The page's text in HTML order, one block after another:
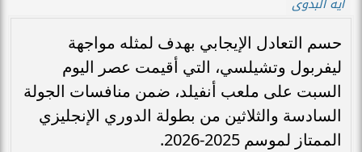
حسم التعادل الإيجابي بهدف لمثله مواجهة
ليفربول وتشيلسي، التي أقيمت عصر اليوم
السبت على ملعب أنفيلد، ضمن منافسات الجولة
السادسة والثلاثين من بطولة الدوري الإنجليزي
الممتاز لموسم 2025-2026.